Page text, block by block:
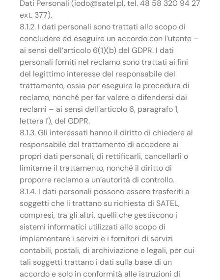
Dati Personali (iodo@satel.pl, tel. 48 58 320 94 27
ext. 377).
8.1.2. I dati personali sono trattati allo scopo di
concludere ed eseguire un accordo con l’utente –
ai sensi dell’articolo 6(1)(b) del GDPR. I dati
personali forniti nel reclamo sono trattati ai fini
del legittimo interesse del responsabile del
trattamento, ossia per eseguire la procedura di
reclamo, nonché per far valere o difendersi dai
reclami – ai sensi dell’articolo 6, paragrafo 1,
lettera f), del GDPR.
8.1.3. Gli interessati hanno il diritto di chiedere al
responsabile del trattamento di accedere ai
propri dati personali, di rettificarli, cancellarli o
limitarne il trattamento, nonché il diritto di
proporre reclamo a un’autorità di controllo.
8.1.4. I dati personali possono essere trasferiti a
soggetti che li trattano su richiesta di SATEL,
compresi, tra gli altri, quelli che gestiscono i
sistemi informatici utilizzati allo scopo di
implementare i servizi e i fornitori di servizi
contabili, postali, di archiviazione e legali, per cui
tali soggetti trattano i dati sulla base di un
accordo e solo in conformità alle istruzioni di